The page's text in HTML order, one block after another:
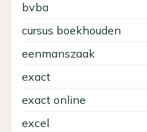
bvba
cursus boekhouden
eenmanszaak
exact
exact online
excel